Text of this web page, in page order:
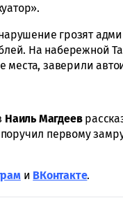
грозят
На набережной
места, заверили
Наиль Магдеев
первому
и ВКонтакте.